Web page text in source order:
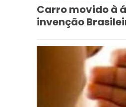
Carro movido à
invenção